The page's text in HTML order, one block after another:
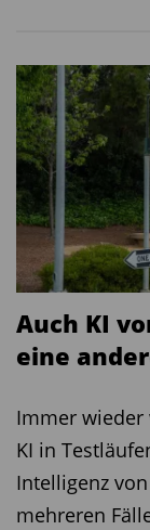
Auch KI
eine
Immer wieder
KI in
Intelligenz
mehreren